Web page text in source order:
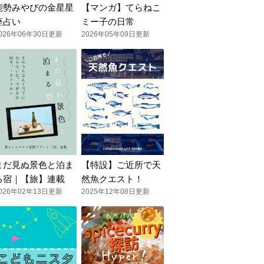
勢みやびの金星星
占い
年06年30日更新
【マンガ】てらねこ
ミー子の日常
2026年05年09日更新
だ見ぬ景色と泊ま
宿｜【旅】連載
年02年13日更新
【特設】ご近所で天
然魚クエスト！
2025年12年08日更新